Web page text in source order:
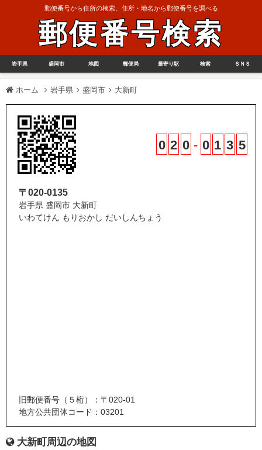
郵便番号から住所の検索、住所・地名から郵便番号を調べる
郵便番号検索
岩手県 盛岡市 地図 郵便局 最寄り駅 検索 ＳＮＳ
ホーム 岩手県 盛岡市 大新町
0 2 0 - 0 1 3 5
〒020-0135
岩手県 盛岡市 大新町
いわてけん もりおかし だいしんちょう
旧郵便番号（５桁）：〒020-01
地方公共団体コード：03201
大新町周辺の地図